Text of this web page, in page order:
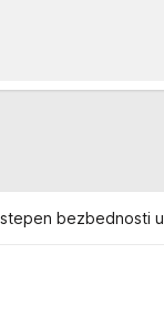
stepen bezbednosti